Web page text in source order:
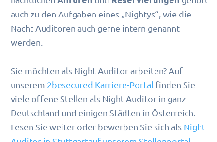
auch zu den Aufgaben eines „Nightys“, wie die
Nacht-Auditoren auch gerne intern genannt
werden.
Sie möchten als Night Auditor arbeiten? Auf
unserem 2besecured Karriere-Portal finden Sie
viele offene Stellen als Night Auditor in ganz
Deutschland und einigen Städten in Österreich.
Lesen Sie weiter oder bewerben Sie sich als Night